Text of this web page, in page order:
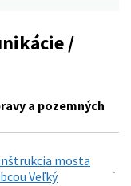
/
a pozemných
mosta
Veľký